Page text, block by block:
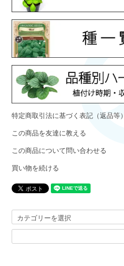
特定商取引法に基づく表記（返品等）
この商品を友達に教える
この商品について問い合わせる
買い物を続ける